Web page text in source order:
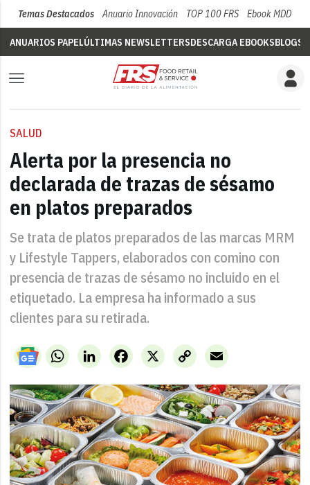
Temas Destacados Anuario Innovación TOP 100 FRS Ebook MDD
ANUARIOS PAPELÚLTIMAS NEWSLETTERSDESCARGA EBOOKSBLOGS
SALUD
Alerta por la presencia no
declarada de trazas de sésamo
en platos preparados
Se trata de platos preparados de las marcas MRM
y Lifestyle Tappers, elaborados con comino con
presencia de trazas de sésamo no incluido en el
etiquetado. La empresa ha informado a sus
clientes para su retirada.
WhatsAppLinkedIn X
Facebook
Copy
Link
Email